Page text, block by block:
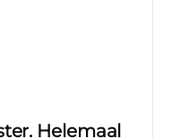
Helemaal